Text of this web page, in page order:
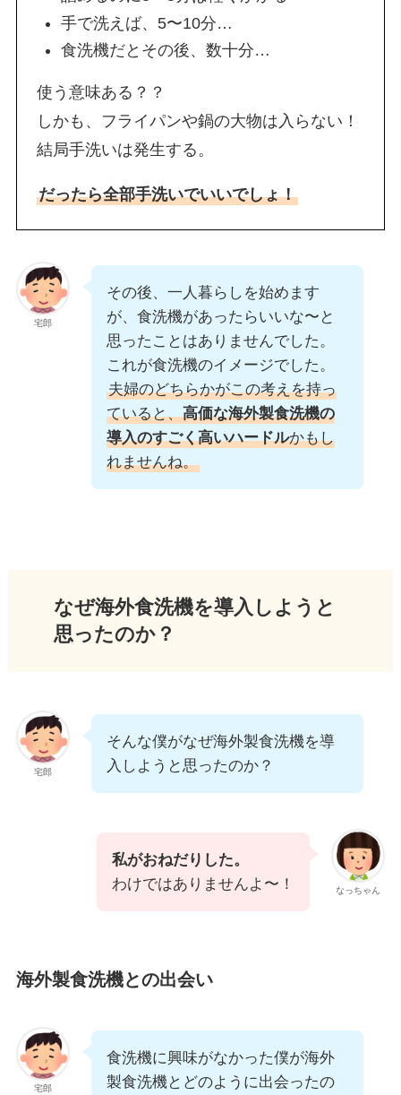
手で洗えば、5〜10分…
食洗機だとその後、数十分…
使う意味ある？？
しかも、フライパンや鍋の大物は入らない！
結局手洗いは発生する。
だったら全部手洗いでいいでしょ！
宅郎
その後、一人暮らしを始めます
が、食洗機があったらいいな〜と
思ったことはありませんでした。
これが食洗機のイメージでした。
夫婦のどちらかがこの考えを持っ
ていると、高価な海外製食洗機の
導入のすごく高いハードルかもし
れませんね。
なぜ海外食洗機を導入しようと
思ったのか？
宅郎
そんな僕がなぜ海外製食洗機を導
入しようと思ったのか？
なっちゃん
私がおねだりした。
わけではありませんよ〜！
海外製食洗機との出会い
宅郎
食洗機に興味がなかった僕が海外
製食洗機とどのように出会ったの